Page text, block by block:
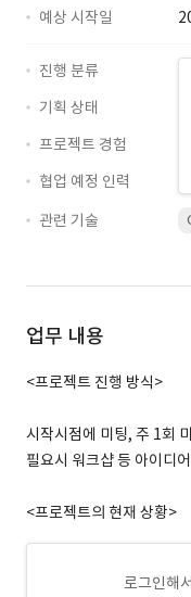
예상 시작일
진행 분류
기획 상태
프로젝트 경험
협업 예정 인력
관련 기술
업무 내용
<프로젝트 진행 방식>
시작시점에 미팅, 주 1회
필요시 워크샵 등 아이디
<프로젝트의 현재 상황>
로그인해